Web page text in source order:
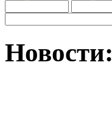
Новости: